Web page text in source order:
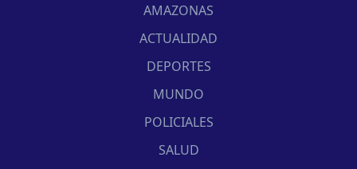
AMAZONAS
ACTUALIDAD
DEPORTES
MUNDO
POLICIALES
SALUD